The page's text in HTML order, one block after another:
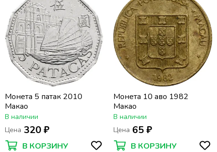
Монета 5 патак 2010
Макао
В наличии
Цена 320 ₽
В КОРЗИНУ
Монета 10 аво 1982
Макао
В наличии
Цена 65 ₽
В КОРЗИНУ